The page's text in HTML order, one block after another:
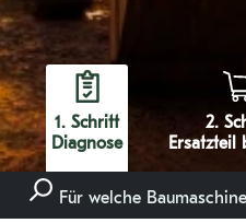
1. Schritt
Diagnose
2.
Ersatzteil
Für welche